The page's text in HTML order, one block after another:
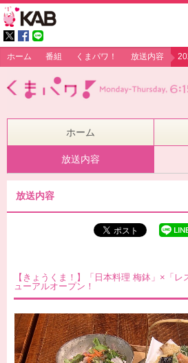
ホーム 番組 くまパワ！ 放送内容 2022年6月24日（
ホーム
放送内容
放送内容
【きょうくま！】「日本料理 梅鉢」×「レ
ューアルオープン！